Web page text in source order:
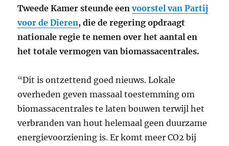
Tweede Kamer steunde eenvoorstel van Partij
voor de Dieren, die de regering opdraagt
nationale regie te nemen over het aantal en
het totale vermogen van biomassacentrales.
“Dit is ontzettend goed nieuws. Lokale
overheden geven massaal toestemming om
biomassacentrales te laten bouwen terwijl het
verbranden van hout helemaal geen duurzame
energievoorziening is. Er komt meer CO2 bij